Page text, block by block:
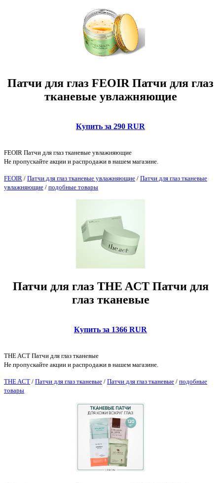
Патчи для глаз FEOIR Патчи для глаз
тканевые увлажняющие
Купить за 290 RUR
FEOIR Патчи для глаз тканевые увлажняющие
Не пропускайте акции и распродажи в нашем магазине.
FEOIR / Патчи для глаз тканевые увлажняющие / Патчи для глаз тканевые
увлажняющие / подобные товары
Патчи для глаз THE ACT Патчи для
глаз тканевые
Купить за 1366 RUR
THE ACT Патчи для глаз тканевые
Не пропускайте акции и распродажи в нашем магазине.
THE ACT / Патчи для глаз тканевые / Патчи для глаз тканевые / подобные
товары